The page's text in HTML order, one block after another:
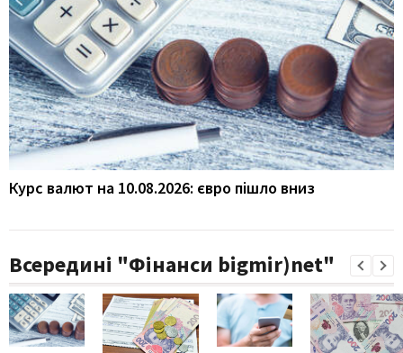
Курс валют на 10.08.2026: євро пішло вниз
Всередині "Фінанси bigmir)net"